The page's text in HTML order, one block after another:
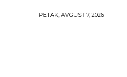
PETAK, AVGUST 7, 2026